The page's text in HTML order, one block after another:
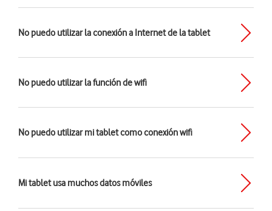
No puedo utilizar la conexión a Internet de la tablet
No puedo utilizar la función de wifi
No puedo utilizar mi tablet como conexión wifi
Mi tablet usa muchos datos móviles